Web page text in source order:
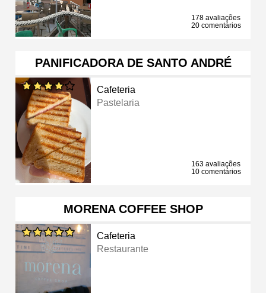
178 avaliações
20 comentários
PANIFICADORA DE SANTO ANDRÉ
Cafeteria
Pastelaria
163 avaliações
10 comentários
MORENA COFFEE SHOP
Cafeteria
Restaurante